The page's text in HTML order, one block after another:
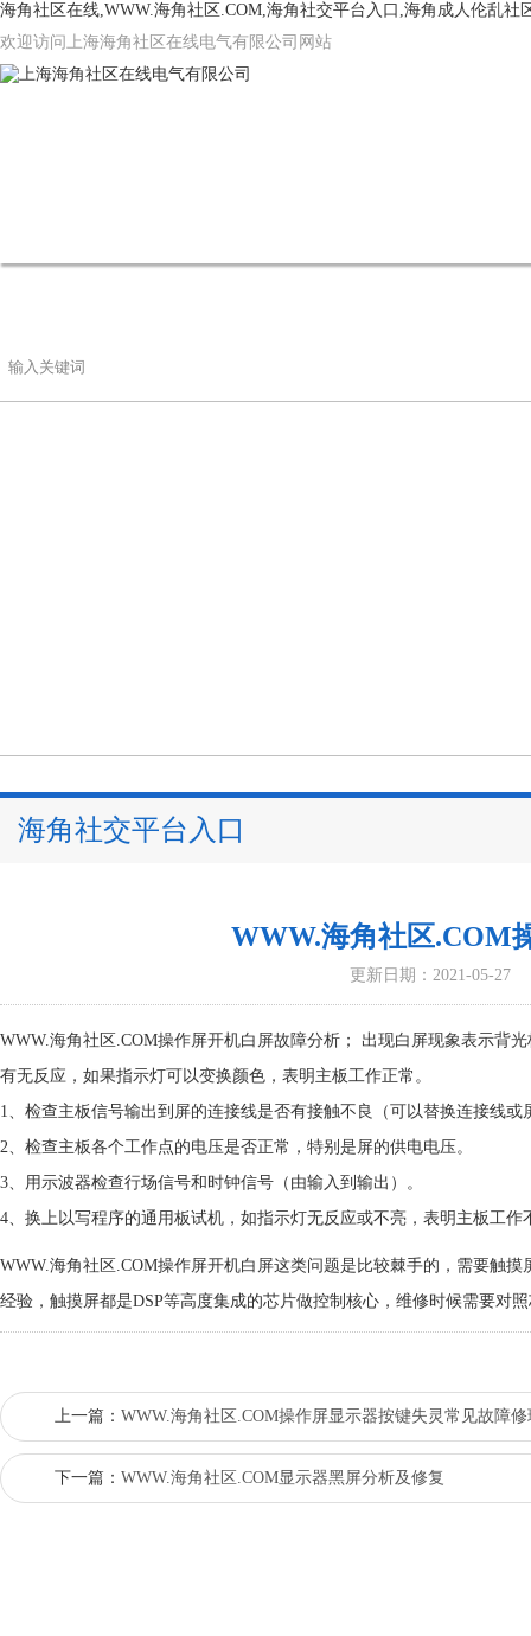
海角社区在线,WWW.海角社区.COM,海角社交平台入口,海角成人伦乱社
欢迎访问上海海角社区在线电气有限公司网站
海角社交平台入口
WWW.海角社区.COM
更新日期：2021-05-27
WWW.海角社区.COM操作屏开机白屏故障分析； 出现白屏现象表示背
有无反应，如果指示灯可以变换颜色，表明主板工作正常。
1、检查主板信号输出到屏的连接线是否有接触不良（可以替换连接线或屏）
2、检查主板各个工作点的电压是否正常，特别是屏的供电电压。
3、用示波器检查行场信号和时钟信号（由输入到输出）。
4、换上以写程序的通用板试机，如指示灯无反应或不亮，表明主板工作不
WWW.海角社区.COM操作屏开机白屏这类问题是比较棘手的，需要触摸
经验，触摸屏都是DSP等高度集成的芯片做控制核心，维修时候需要对照
上一篇： WWW.海角社区.COM操作屏显示器按键失灵常见故障修
下一篇： WWW.海角社区.COM显示器黑屏分析及修复